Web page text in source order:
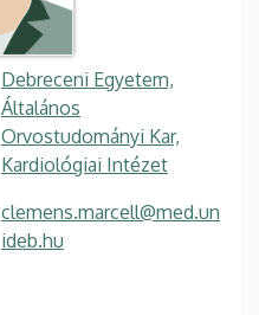
Debreceni Egyetem,
Általános
Orvostudományi Kar,
Kardiológiai Intézet
clemens.marcell@med.un
ideb.hu